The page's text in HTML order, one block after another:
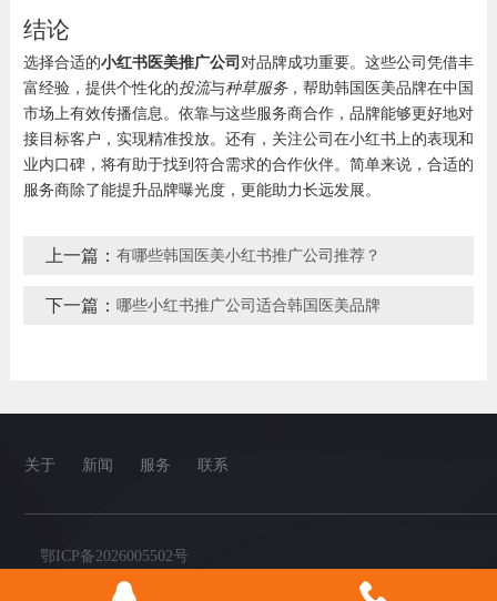
结论
选择合适的小红书医美推广公司 对品牌成功重要。这些公司凭借丰
富经验，提供个性化的投流与种草服务，帮助韩国医美品牌在中国
市场上有效传播信息。依靠与这些服务商合作，品牌能够更好地对
接目标客户，实现精准投放。还有，关注公司在小红书上的表现和
业内口碑，将有助于找到符合需求的合作伙伴。简单来说，合适的
服务商除了能提升品牌曝光度，更能助力长远发展。
上一篇： 有哪些韩国医美小红书推广公司推荐？
下一篇： 哪些小红书推广公司适合韩国医美品牌
关于 新闻 服务 联系
鄂ICP备2026005502号